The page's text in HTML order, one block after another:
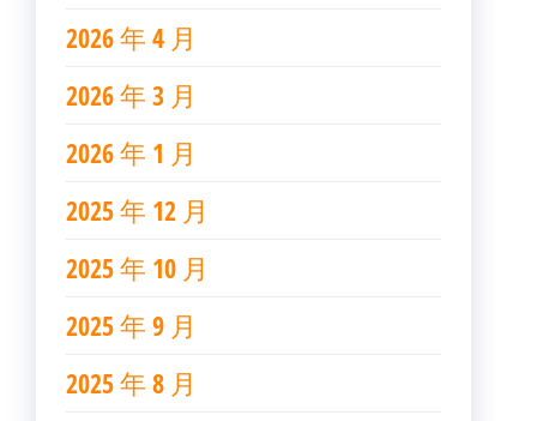
2026 年 4 月
2026 年 3 月
2026 年 1 月
2025 年 12 月
2025 年 10 月
2025 年 9 月
2025 年 8 月